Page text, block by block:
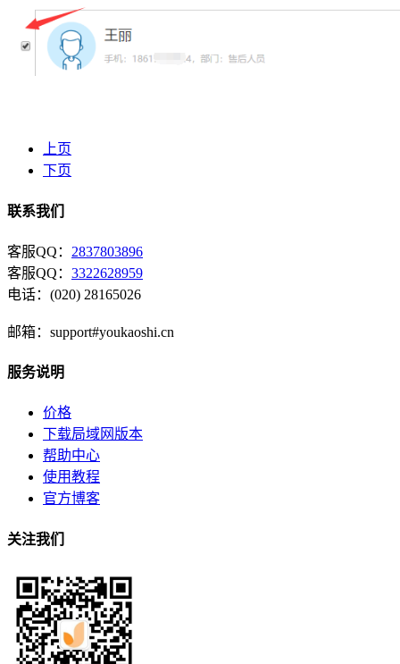
上页
下页
联系我们
客服QQ： 2837803896
客服QQ： 3322628959
电话：(020) 28165026
邮箱：support#youkaoshi.cn
服务说明
价格
下载局域网版本
帮助中心
使用教程
官方博客
关注我们